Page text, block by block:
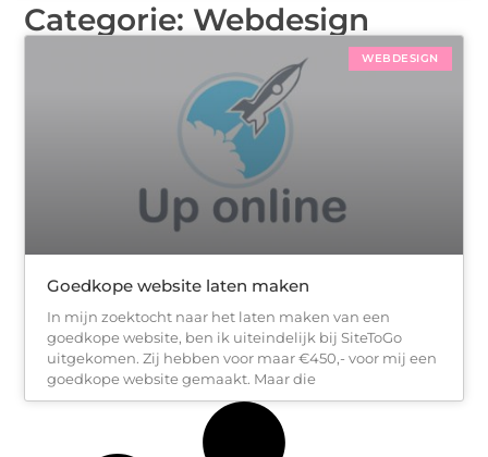
Categorie: Webdesign
WEBDESIGN
Goedkope website laten maken
In mijn zoektocht naar het laten maken van een
goedkope website, ben ik uiteindelijk bij SiteToGo
uitgekomen. Zij hebben voor maar €450,- voor mij een
goedkope website gemaakt. Maar die